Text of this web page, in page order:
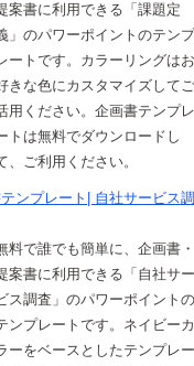
案書に利用できる「課題定
」のパワーポイントのテン
ートです。カラーリングはお
きな色にカスタマイズしてご
用ください。企画書テンプレ
トは無料でダウンロードし
、ご利用ください。
ンプレート| 自社サービス調
料で誰でも簡単に、企画書・
案書に利用できる「自社サー
ス調査」のパワーポイントの
ンプレートです。ネイビーカ
ーをベースとしたテンプレー